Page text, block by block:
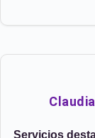
Servicios